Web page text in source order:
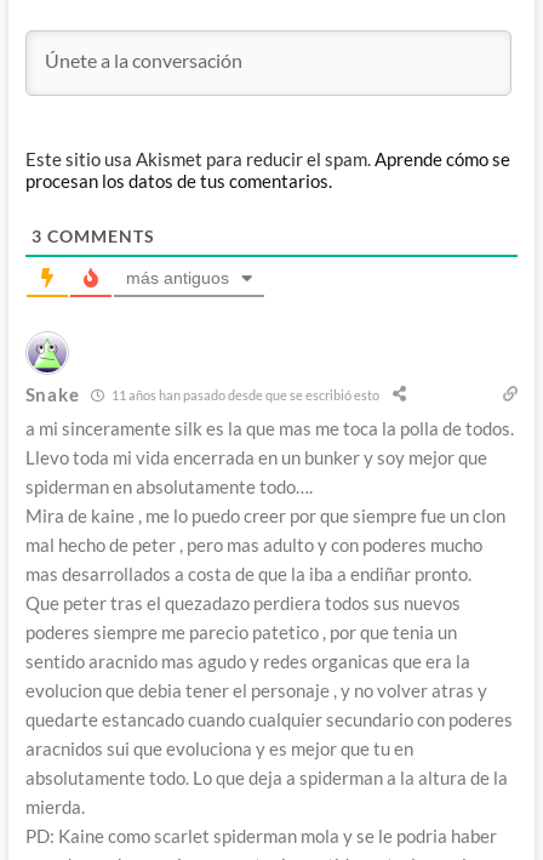
Este sitio usa Akismet para reducir el spam.Aprende cómo se
procesan los datos de tus comentarios.
3 COMMENTS
más antiguos
Snake 11 años han pasado desde que se escribió esto
a mi sinceramente silk es la que mas me toca la polla de todos.
Llevo toda mi vida encerrada en un bunker y soy mejor que
spiderman en absolutamente todo….
Mira de kaine , me lo puedo creer por que siempre fue un clon
mal hecho de peter , pero mas adulto y con poderes mucho
mas desarrollados a costa de que la iba a endiñar pronto.
Que peter tras el quezadazo perdiera todos sus nuevos
poderes siempre me parecio patetico , por que tenia un
sentido aracnido mas agudo y redes organicas que era la
evolucion que debia tener el personaje , y no volver atras y
quedarte estancado cuando cualquier secundario con poderes
aracnidos sui que evoluciona y es mejor que tu en
absolutamente todo. Lo que deja a spiderman a la altura de la
mierda.
PD: Kaine como scarlet spiderman mola y se le podria haber